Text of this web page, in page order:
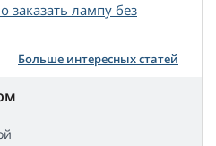
заказать лампу без
Больше интересных статей